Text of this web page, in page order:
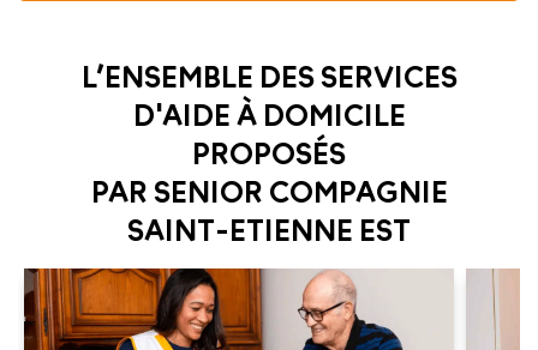
L’ENSEMBLE DES SERVICES
D'AIDE À DOMICILE
PROPOSÉS
PAR SENIOR COMPAGNIE
SAINT-ETIENNE EST